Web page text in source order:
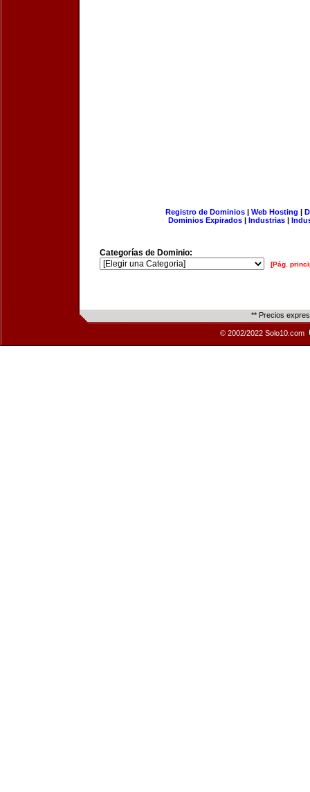
Registro de Dominios| Web Hosting |
Dominios Expirados | Industrias |
Categorías de Dominio:
[Pág.
** Precios
© 2002/2022 Solo10.com